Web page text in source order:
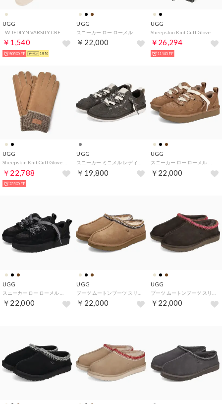
UGG
￥1,540
50%OFF 15%
UGG
￥22,000
UGG
￥26,294
11%OFF
UGG
￥22,788
23%OFF
UGG
￥19,800
UGG
￥22,000
UGG
￥22,000
UGG
￥22,000
UGG
￥22,000